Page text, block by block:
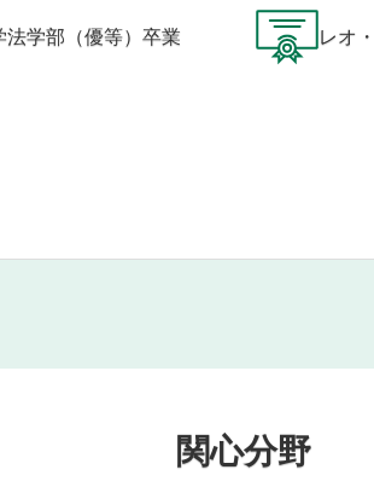
法学部（優等）卒業 レオ
関心分野